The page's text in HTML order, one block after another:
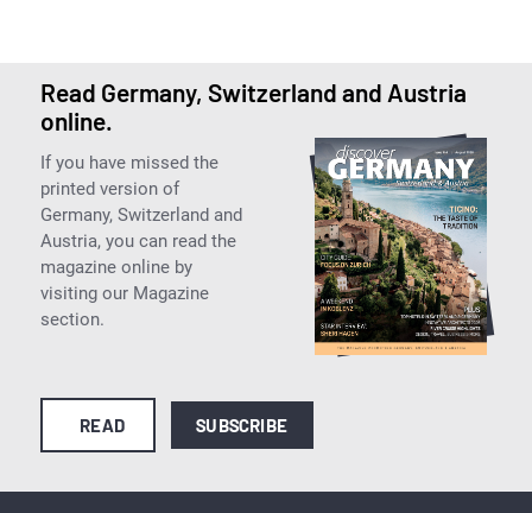
Read Germany, Switzerland and Austria
online.
If you have missed the
printed version of
Germany, Switzerland and
Austria, you can read the
magazine online by
visiting our Magazine
section.
READ SUBSCRIBE